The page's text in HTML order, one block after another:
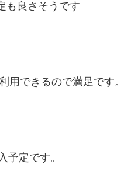
も良さそうです
用できるので満足です。
予定です。